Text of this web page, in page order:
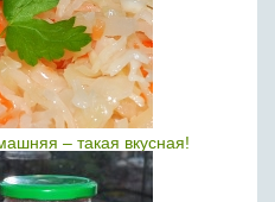
– такая вкусная!